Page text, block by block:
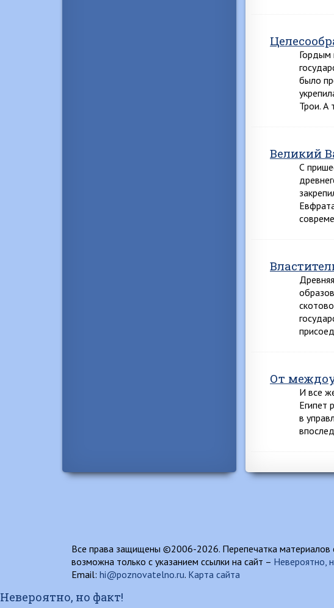
Гордым
было
Трои. А
Великий
С
От
И все
Египет
в
Все права защищены ©2006-2026. Перепечатка материалов
возможна только с указанием ссылки на сайт – Невероятно,
Email: hi@poznovatelno.ru. Карта сайта
Невероятно, но факт!